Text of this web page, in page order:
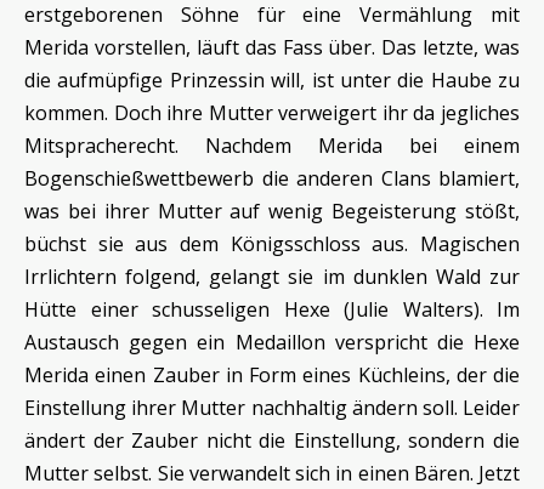
erstgeborenen Söhne für eine Vermählung mit
Merida vorstellen, läuft das Fass über. Das letzte, was
die aufmüpfige Prinzessin will, ist unter die Haube zu
kommen. Doch ihre Mutter verweigert ihr da jegliches
Mitspracherecht. Nachdem Merida bei einem
Bogenschießwettbewerb die anderen Clans blamiert,
was bei ihrer Mutter auf wenig Begeisterung stößt,
büchst sie aus dem Königsschloss aus. Magischen
Irrlichtern folgend, gelangt sie im dunklen Wald zur
Hütte einer schusseligen Hexe (Julie Walters). Im
Austausch gegen ein Medaillon verspricht die Hexe
Merida einen Zauber in Form eines Küchleins, der die
Einstellung ihrer Mutter nachhaltig ändern soll. Leider
ändert der Zauber nicht die Einstellung, sondern die
Mutter selbst. Sie verwandelt sich in einen Bären. Jetzt